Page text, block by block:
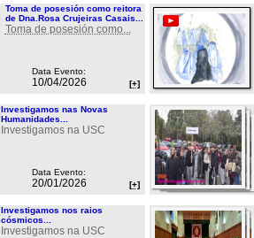
Toma de posesión como reitora
de Dna.Rosa Crujeiras Casais...
Toma de posesión como...
Data Evento:
10/04/2026 [+]
Investigamos nas Novas
Humanidades...
Investigamos na USC
Data Evento:
20/01/2026 [+]
Investigamos nos raios
cósmicos...
Investigamos na USC